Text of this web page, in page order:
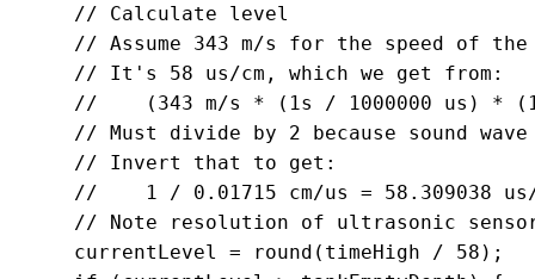
    // Calculate level
// Assume 343 m/s for the speed of
    // It's 58 us/cm, which we get from:
//    (343 m/s * (1s / 1000000 us) *
// Must divide by 2 because sound
    // Invert that to get:
//    1 / 0.01715 cm/us = 58.309038
// Note resolution of ultrasonic
    currentLevel = round(timeHigh / 58);